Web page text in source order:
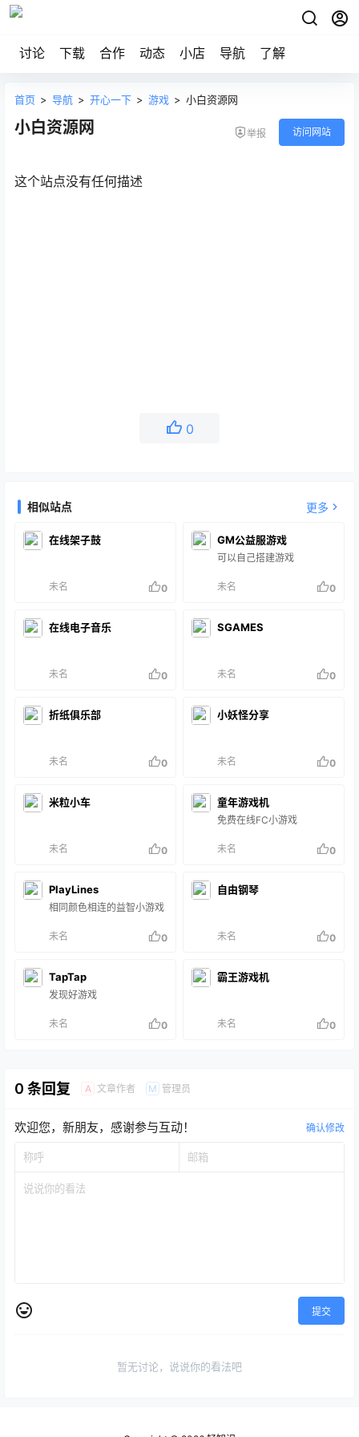
讨论 下载 合作 动态 小店 导航 了解
首页 > 导航 > 开心一下 > 游戏 > 小白资源网
小白资源网 举报 访问网站
这个站点没有任何描述
0
相似站点 更多
在线架子鼓
未名 0
GM公益服游戏
可以自己搭建游戏
未名 0
在线电子音乐
未名 0
SGAMES
未名 0
折纸俱乐部
未名 0
小妖怪分享
未名 0
米粒小车
未名 0
童年游戏机
免费在线FC小游戏
未名 0
PlayLines
相同颜色相连的益智小游戏
未名 0
自由钢琴
未名 0
TapTap
发现好游戏
未名 0
霸王游戏机
未名 0
0 条回复 A 文章作者 M 管理员
欢迎您，新朋友，感谢参与互动！ 确认修改
提交
暂无讨论，说说你的看法吧